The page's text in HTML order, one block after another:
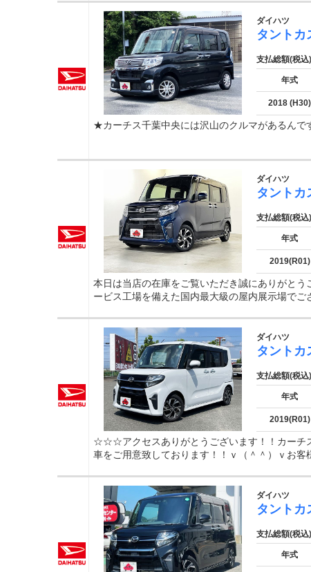
ダイハツ
タントカ
支払総額(税込)
年式
2018 (H30)
★カーチス千葉中央には沢山のクルマがあるん
ダイハツ
タントカ
支払総額(税込)
年式
2019(R01)
本日は当店の在庫をご覧いただき誠にありがと
ービス工場を備えた国内最大級の屋内展示場でご
ダイハツ
タントカ
支払総額(税込)
年式
2019(R01)
☆☆☆アクセスありがとうございます！！カーチ
車をご用意致しております！！ｖ（＾＾）ｖお客
ダイハツ
タントカ
支払総額(税込)
年式